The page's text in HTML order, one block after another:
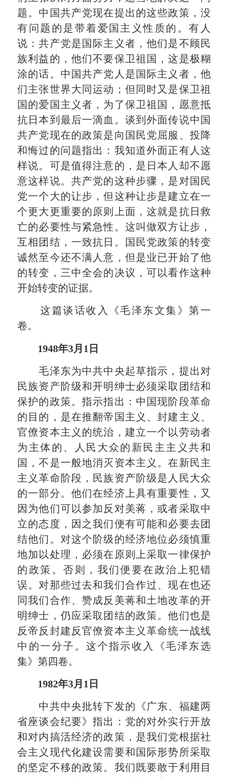
题。中国共产党现在提出的这些政策，没
有问题的是带着爱国主义性质的。有人
说：共产党是国际主义者，他们是不顾民
族利益的，他们不要保卫祖国，这是极糊
涂的话。中国共产党人是国际主义者，他
们主张世界大同运动；但同时又是保卫祖
国的爱国主义者，为了保卫祖国，愿意抵
抗日本到最后一滴血。谈到外面传说中国
共产党现在的政策是向国民党屈服、投降
和悔过的问题指出：我知道外面正有人这
样说。可是值得注意的，是日本人却不愿
意这样说。共产党的这种步骤，是对国民
党一个大的让步，但这种让步是建立在一
个更大更重要的原则上面，这就是抗日救
亡的必要性与紧急性。这叫做双方让步，
互相团结，一致抗日。国民党政策的转变
诚然至今还不满人意，但是业已开始了他
的转变，三中全会的决议，可以看作这种
开始转变的证据。
这篇谈话收入《毛泽东文集》第一
卷。
1948年3月1日
毛泽东为中共中央起草指示，提出对
民族资产阶级和开明绅士必须采取团结和
保护的政策。指示指出：中国现阶段革命
的目的，是在推翻帝国主义、封建主义、
官僚资本主义的统治，建立一个以劳动者
为主体的、人民大众的新民主主义共和
国，不是一般地消灭资本主义。在新民主
主义革命阶段，民族资产阶级是人民大众
的一部分。他们在经济上具有重要性，又
因为他们可以参加反对美蒋，或者采取中
立的态度，因之我们便有可能和必要去团
结他们。对这个阶级的经济地位必须慎重
地加以处理，必须在原则上采取一律保护
的政策。否则，我们便要在政治上犯错
误。对那些过去和我们合作过、现在也还
同我们合作、赞成反美蒋和土地改革的开
明绅士，仍应采取团结的政策。他们也是
反帝反封建反官僚资本主义革命统一战线
中的一分子。这个指示收入《毛泽东选
集》第四卷。
1982年3月1日
中共中央批转下发的《广东、福建两
省座谈会纪要》指出：党的对外实行开放
和对内搞活经济的政策，是我们党根据社
会主义现代化建设需要和国际形势所采取
的坚定不移的政策。我们既要敢于利用目